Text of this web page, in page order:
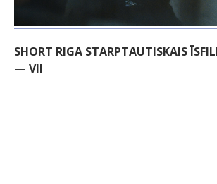
SHORT RIGA STARPTAUTISKAIS
— VII